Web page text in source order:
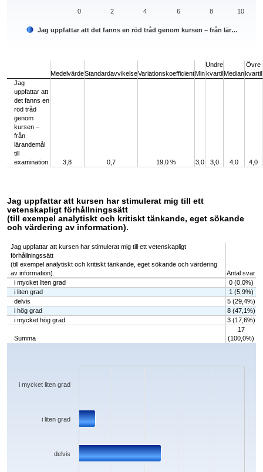
Jag uppfattar att det fanns en röd tråd genom kursen – från lär…
0 2 4 6 8 10
MedelvärdeStandardavvikelseVariationskoefficientMin
Undre
kvartilMedian
Övre
kvartil
Jag
uppfattar att
det fanns en
röd tråd
genom
kursen –
från
lärandemål
till
examination.
3,8 0,7 19,0 % 3,0 3,0 4,0 4,0
Jag uppfattar att kursen har stimulerat mig till ett
vetenskapligt förhållningssätt
(till exempel analytiskt och kritiskt tänkande, eget sökande
och värdering av information).
Jag uppfattar att kursen har stimulerat mig till ett vetenskapligt
förhållningssätt
(till exempel analytiskt och kritiskt tänkande, eget sökande och värdering
av information).
Antal svar
i mycket liten grad
0 (0,0%)
i liten grad
1 (5,9%)
delvis
5 (29,4%)
i hög grad
8 (47,1%)
i mycket hög grad
3 (17,6%)
Summa
17
(100,0%)
Chart
The chart has 1 X axis displaying categories.
delvis
i liten grad
i mycket liten grad